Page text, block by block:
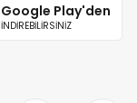
Google Play'den
İNDİREBİLİRSİNİZ